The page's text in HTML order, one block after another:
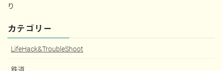
り
カテゴリー
LifeHack&TroubleShoot
鉄道